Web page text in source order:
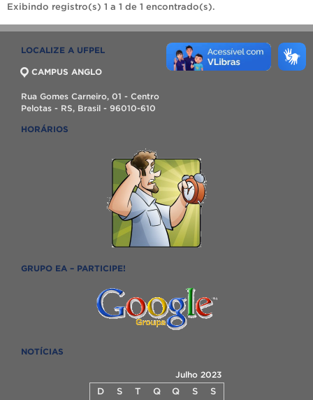
Exibindo registro(s) 1 a 1 de 1 encontrado(s).
LOCALIZE A UFPEL
CAMPUS ANGLO
Rua Gomes Carneiro, 01 - Centro
Pelotas - RS, Brasil - 96010-610
HORÁRIOS
GRUPO EA – PARTICIPE!
NOTÍCIAS
Julho 2023
D S T Q Q S
S